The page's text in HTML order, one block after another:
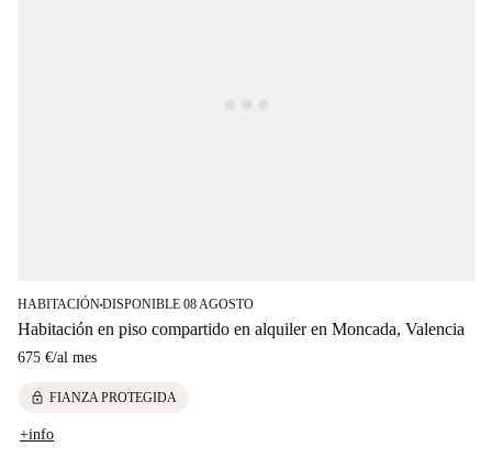
HABITACIÓN■DISPONIBLE 08 AGOSTO
Habitación en piso compartido en alquiler en Moncada, Valencia
675 €/al mes
lock FIANZA PROTEGIDA
+info